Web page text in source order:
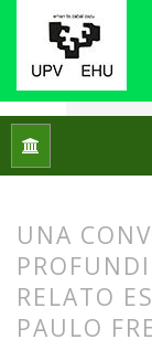
Inicio
UNA
RELATO
PAULO